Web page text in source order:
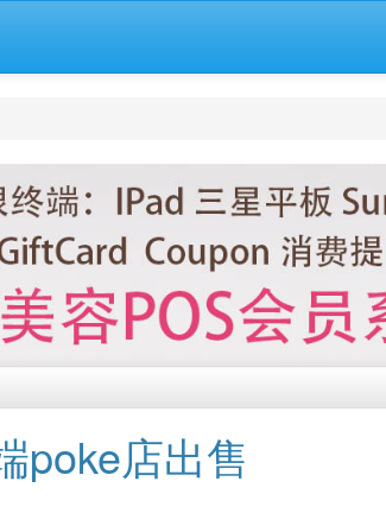
poke店出售